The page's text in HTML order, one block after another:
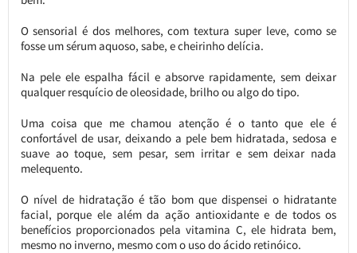
O sensorial é dos melhores, com textura super leve, como se
fosse um sérum aquoso, sabe, e cheirinho delícia.
Na pele ele espalha fácil e absorve rapidamente, sem deixar
qualquer resquício de oleosidade, brilho ou algo do tipo.
Uma coisa que me chamou atenção é o tanto que ele é
confortável de usar, deixando a pele bem hidratada, sedosa e
suave ao toque, sem pesar, sem irritar e sem deixar nada
melequento.
O nível de hidratação é tão bom que dispensei o hidratante
facial, porque ele além da ação antioxidante e de todos os
benefícios proporcionados pela vitamina C, ele hidrata bem,
mesmo no inverno, mesmo com o uso do ácido retinóico.